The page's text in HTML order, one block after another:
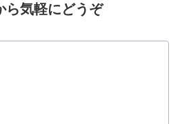
ら気軽にどうぞ